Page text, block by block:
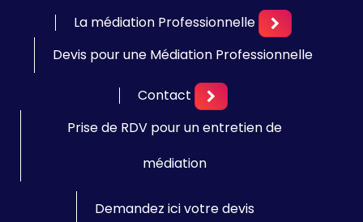
La médiation Professionnelle
Devis pour une Médiation Professionnelle
Contact
Prise de RDV pour un entretien de
médiation
Demandez ici votre devis